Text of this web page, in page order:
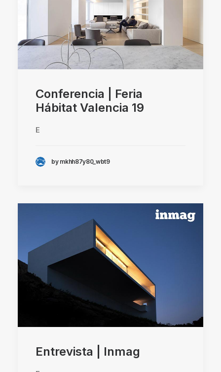
Conferencia | Feria
Hábitat Valencia 19
E
by mkhh87y80_wbt9
Entrevista | Inmag